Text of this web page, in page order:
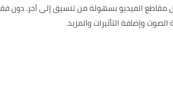
مقاطع الفيديو بسهولة من تنسيق إلى آخر. دون
وإضافة التأثيرات والمزيد.